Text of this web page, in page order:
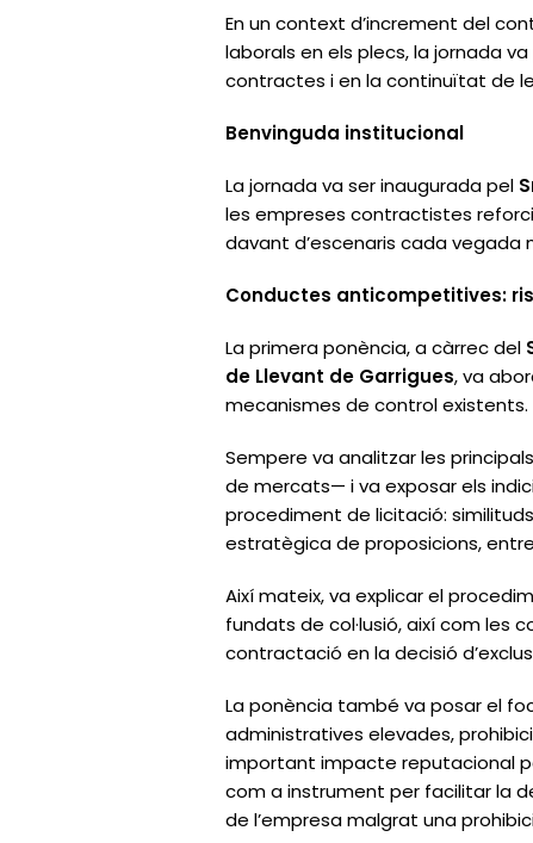
En un context d’increment del
laborals en els plecs, la jornada
contractes i en la continuïtat de
Benvinguda institucional
La jornada va ser inaugurada pel
les empreses contractistes
davant d’escenaris cada
Conductes anticompetitives:
La primera ponència, a càrrec del
de Llevant de Garrigues, va
mecanismes de control existents.
Sempere va analitzar les
de mercats— i va exposar els
procediment de licitació:
estratègica de proposicions, entre
Així mateix, va explicar el
fundats de col·lusió, així com les
contractació en la decisió
La ponència també va posar el
administratives elevades,
important impacte reputacional
com a instrument per facilitar la
de l’empresa malgrat una